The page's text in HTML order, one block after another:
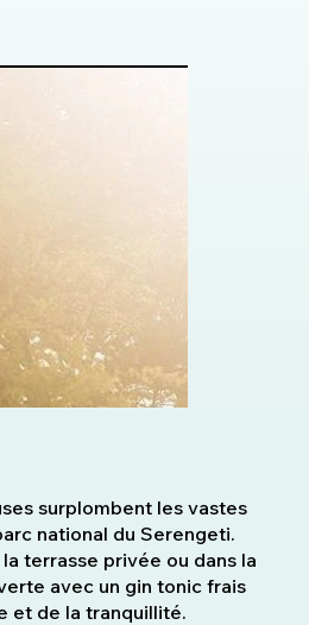
surplombent les vastes
national du Serengeti.
terrasse privée ou dans la
avec un gin tonic frais
et de la tranquillité.